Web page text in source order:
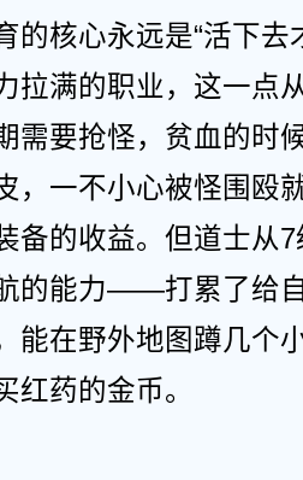
的核心永远是“活下
拉满的职业，这一点
需要抢怪，贫血的时
，一不小心被怪围殴
备的收益。但道士从
的能力——打累了给
能在野外地图蹲几个
红药的金币。